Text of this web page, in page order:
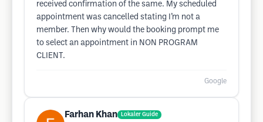
received confirmation of the same. My scheduled
appointment was cancelled stating I’m not a
member. Then why would the booking prompt me
to select an appointment in NON PROGRAM
CLIENT.
Google
Farhan Khan Lokaler Guide